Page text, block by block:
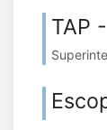
TAP